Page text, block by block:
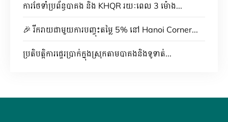
ការថែទាំប្រព័ន្ធបាគង និង KHQR រយៈពេល 3 ម៉ោង...
🎉 រីករាយជាមួយការបញ្ចុះតម្លៃ 5% នៅ Hanoi Corner...
ប្រតិបត្តិការផ្ទេរប្រាក់ក្នុងស្រុកតាមបាគងនិងទូទាត់...